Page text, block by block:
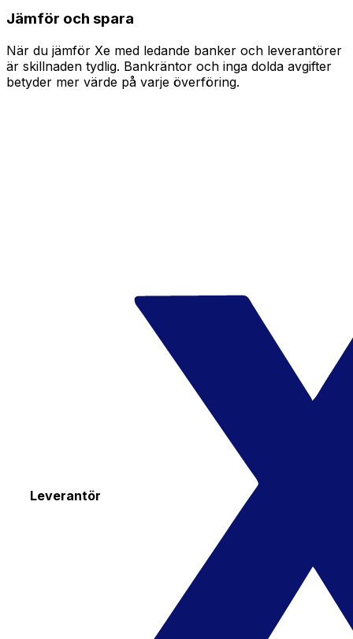
Jämför och spara
När du jämför Xe med ledande banker och leverantörer
är skillnaden tydlig. Bankräntor och inga dolda avgifter
betyder mer värde på varje överföring.
Leverantör